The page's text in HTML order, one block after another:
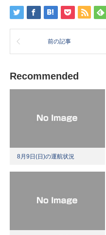
前の記事
Recommended
8月9日(日)の運航状況